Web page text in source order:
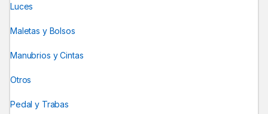
Luces
Maletas y Bolsos
Manubrios y Cintas
Otros
Pedal y Trabas